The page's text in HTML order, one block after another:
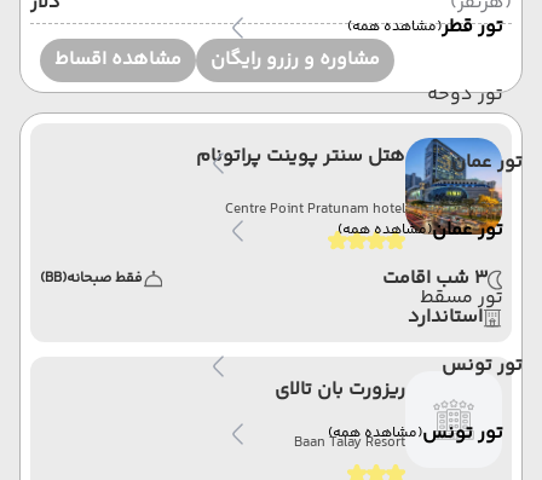
تور قطر(مشاهده همه)
تور دوحه
تور عمان
تور عمان(مشاهده همه)
تور مسقط
تور تونس
تور تونس(مشاهده همه)
مشاوره و رزرو رایگان
مشاهده اقساط
هتل سنتر پوینت پراتونام
Centre Point Pratunam hotel
3 شب اقامت فقط صبحانه(BB)
استاندارد
ریزورت بان تالای
Baan Talay Resort